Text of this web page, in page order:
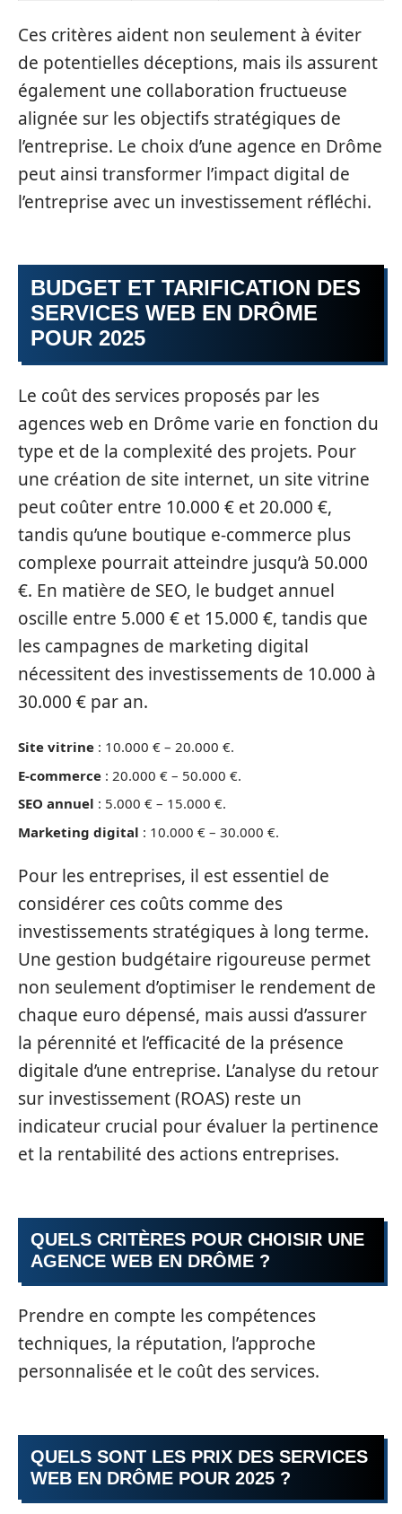
Ces critères aident non seulement à éviter
de potentielles déceptions, mais ils assurent
également une collaboration fructueuse
alignée sur les objectifs stratégiques de
l’entreprise. Le choix d’une agence en Drôme
peut ainsi transformer l’impact digital de
l’entreprise avec un investissement réfléchi.
BUDGET ET TARIFICATION DES
SERVICES WEB EN DRÔME
POUR 2025
Le coût des services proposés par les
agences web en Drôme varie en fonction du
type et de la complexité des projets. Pour
une création de site internet, un site vitrine
peut coûter entre 10.000 € et 20.000 €,
tandis qu’une boutique e-commerce plus
complexe pourrait atteindre jusqu’à 50.000
€. En matière de SEO, le budget annuel
oscille entre 5.000 € et 15.000 €, tandis que
les campagnes de marketing digital
nécessitent des investissements de 10.000 à
30.000 € par an.
Site vitrine : 10.000 € – 20.000 €.
E-commerce : 20.000 € – 50.000 €.
SEO annuel : 5.000 € – 15.000 €.
Marketing digital : 10.000 € – 30.000 €.
Pour les entreprises, il est essentiel de
considérer ces coûts comme des
investissements stratégiques à long terme.
Une gestion budgétaire rigoureuse permet
non seulement d’optimiser le rendement de
chaque euro dépensé, mais aussi d’assurer
la pérennité et l’efficacité de la présence
digitale d’une entreprise. L’analyse du retour
sur investissement (ROAS) reste un
indicateur crucial pour évaluer la pertinence
et la rentabilité des actions entreprises.
QUELS CRITÈRES POUR CHOISIR UNE
AGENCE WEB EN DRÔME ?
Prendre en compte les compétences
techniques, la réputation, l’approche
personnalisée et le coût des services.
QUELS SONT LES PRIX DES SERVICES
WEB EN DRÔME POUR 2025 ?